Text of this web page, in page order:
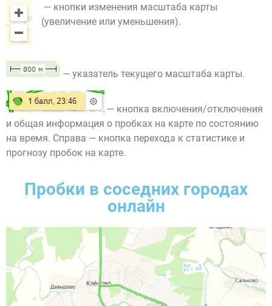
— кнопки изменения масштаба карты
(увеличение или уменьшения).
— указатель текущего масштаба карты.
— кнопка включения/отключения
и общая информация о пробках на карте по состоянию
на время. Справа — кнопка перехода к статистике и
прогнозу пробок на карте.
Пробки в соседних городах
онлайн